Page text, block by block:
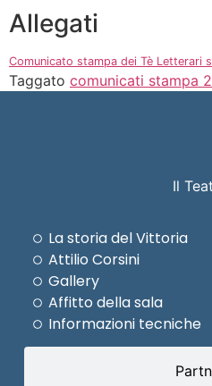
Allegati
Comunicato stampa dei Tè Letterari
Taggato comunicati stampa
Il
La storia del Vittoria
Attilio Corsini
Gallery
Affitto della sala
Informazioni tecniche